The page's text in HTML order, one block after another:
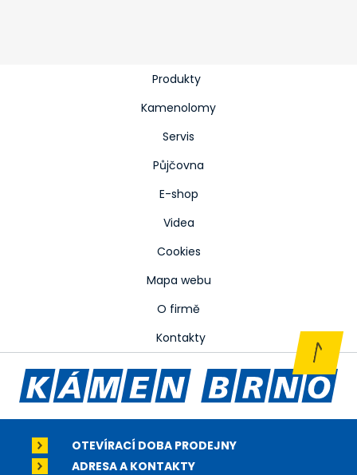
Produkty
Kamenolomy
Servis
Půjčovna
E-shop
Videa
Cookies
Mapa webu
O firmě
Kontakty
OTEVÍRACÍ DOBA PRODEJNY
ADRESA A KONTAKTY